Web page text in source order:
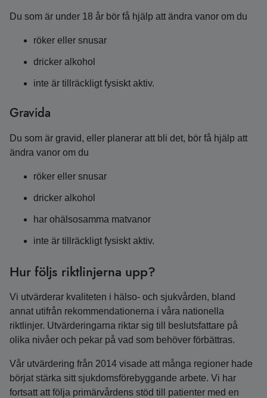
Du som är under 18 år bör få hjälp att ändra vanor om du
röker eller snusar
dricker alkohol
inte är tillräckligt fysiskt aktiv.
Gravida
Du som är gravid, eller planerar att bli det, bör få hjälp att
ändra vanor om du
röker eller snusar
dricker alkohol
har ohälsosamma matvanor
inte är tillräckligt fysiskt aktiv.
Hur följs riktlinjerna upp?
Vi utvärderar kvaliteten i hälso- och sjukvården, bland
annat utifrån rekommendationerna i våra nationella
riktlinjer. Utvärderingarna riktar sig till beslutsfattare på
olika nivåer och pekar på vad som behöver förbättras.
Vår utvärdering från 2014 visade att många regioner hade
börjat stärka sitt sjukdomsförebyggande arbete. Vi har
fortsatt att följa primärvårdens stöd till patienter med en